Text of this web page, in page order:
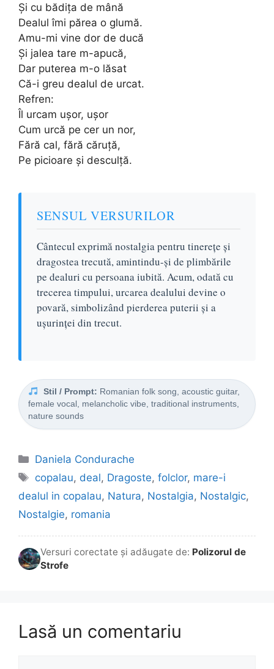
Și cu bădița de mână
Dealul îmi părea o glumă.
Amu-mi vine dor de ducă
Și jalea tare m-apucă,
Dar puterea m-o lăsat
Că-i greu dealul de urcat.
Refren:
Îl urcam ușor, ușor
Cum urcă pe cer un nor,
Fără cal, fără căruță,
Pe picioare și desculță.
SENSUL VERSURILOR
Cântecul exprimă nostalgia pentru tinerețe și
dragostea trecută, amintindu-și de plimbările
pe dealuri cu persoana iubită. Acum, odată cu
trecerea timpului, urcarea dealului devine o
povară, simbolizând pierderea puterii și a
ușurinței din trecut.
Stil / Prompt: Romanian folk song, acoustic guitar,
female vocal, melancholic vibe, traditional instruments,
nature sounds
Categorii
Daniela Condurache
Etichete
copalau, deal, Dragoste,folclor, mare-i
dealul in copalau, Natura, Nostalgia, Nostalgic,
Nostalgie, romania
Versuri corectate și adăugate de: Polizorul de
Strofe
Lasă un comentariu